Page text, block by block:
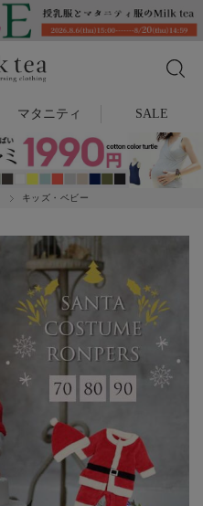
マタニティ SALE
キッズ・ベビー